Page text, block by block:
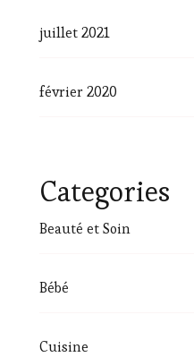
juillet 2021
février 2020
Categories
Beauté et Soin
Bébé
Cuisine